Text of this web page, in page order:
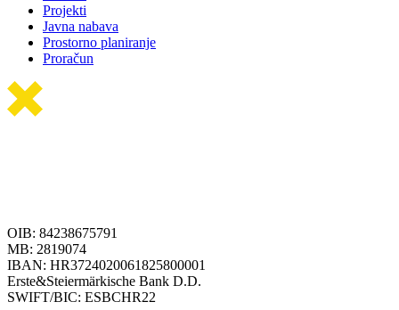
Projekti
Javna nabava
Prostorno planiranje
Proračun
OIB: 84238675791
MB: 2819074
IBAN: HR3724020061825800001
Erste&Steiermärkische Bank D.D.
SWIFT/BIC: ESBCHR22